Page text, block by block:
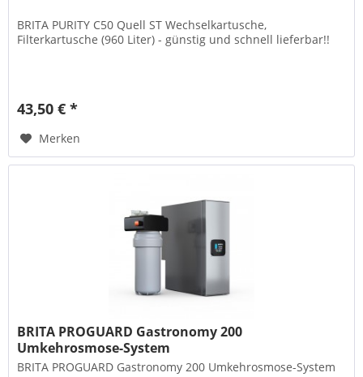
BRITA PURITY C50 Quell ST Wechselkartusche,
Filterkartusche (960 Liter) - günstig und schnell lieferbar!!
43,50 € *
Merken
BRITA PROGUARD Gastronomy 200
Umkehrosmose-System
BRITA PROGUARD Gastronomy 200 Umkehrosmose-System